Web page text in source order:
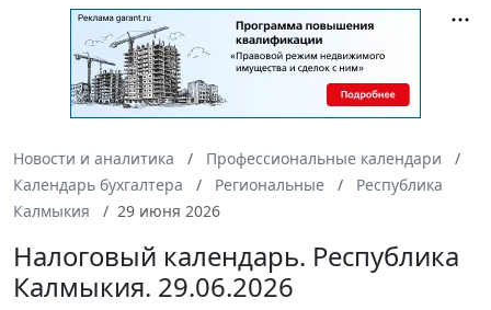
Новости и аналитика
Профессиональные календари
Календарь бухгалтера
Региональные
Республика
Калмыкия
29 июня 2026
Налоговый календарь. Республика
Калмыкия. 29.06.2026